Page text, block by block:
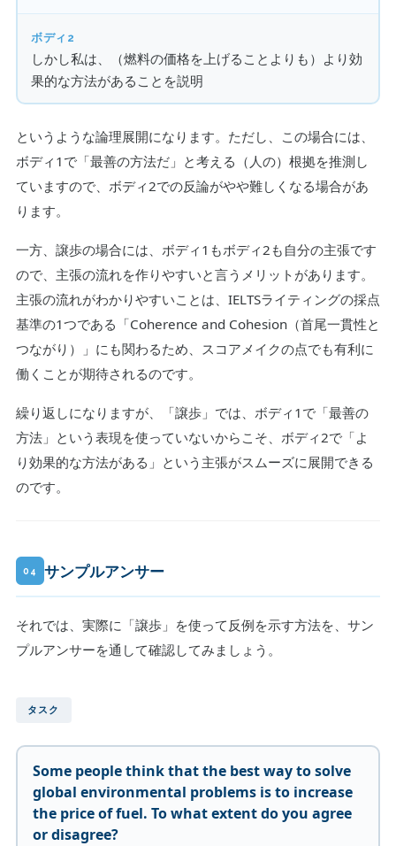
ボディ2
しかし私は、（燃料の価格を上げることよりも）より効
果的な方法があることを説明
というような論理展開になります。ただし、この場合には、
ボディ1で「最善の方法だ」と考える（人の）根拠を推測し
ていますので、ボディ2での反論がやや難しくなる場合があ
ります。
一方、譲歩の場合には、ボディ1もボディ2も自分の主張です
ので、主張の流れを作りやすいと言うメリットがあります。
主張の流れがわかりやすいことは、IELTSライティングの採点
基準の1つである「Coherence and Cohesion（首尾一貫性と
つながり）」にも関わるため、スコアメイクの点でも有利に
働くことが期待されるのです。
繰り返しになりますが、「譲歩」では、ボディ1で「最善の
方法」という表現を使っていないからこそ、ボディ2で「よ
り効果的な方法がある」という主張がスムーズに展開できる
のです。
04 サンプルアンサー
それでは、実際に「譲歩」を使って反例を示す方法を、サン
プルアンサーを通して確認してみましょう。
タスク
Some people think that the best way to solve
global environmental problems is to increase
the price of fuel. To what extent do you agree
or disagree?